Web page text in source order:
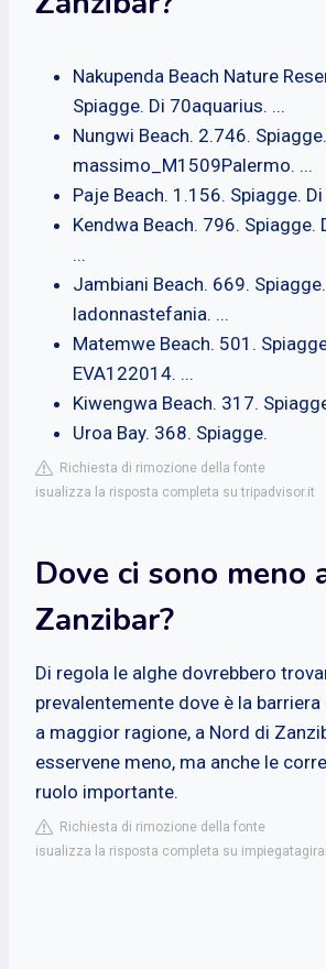
Nakupenda Beach Nature
Spiagge. Di 70aquarius. ...
Nungwi Beach. 2.746.
massimo_M1509Palermo. ...
Paje Beach. 1.156. Spiagge.
Kendwa Beach. 796. Spiagge.
...
Jambiani Beach. 669.
ladonnastefania. ...
Matemwe Beach. 501.
EVA122014. ...
Kiwengwa Beach. 317.
Uroa Bay. 368. Spiagge.
Richiesta di rimozione della fonte
isualizza la risposta completa su tripadvisor.it
Dove ci sono meno
Zanzibar?
Di regola le alghe dovrebbero
prevalentemente dove è la
a maggior ragione, a Nord di
esservene meno, ma anche le
ruolo importante.
Richiesta di rimozione della fonte
isualizza la risposta completa su